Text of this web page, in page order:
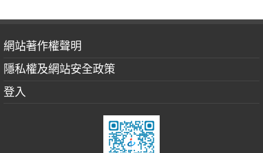
網站著作權聲明
隱私權及網站安全政策
登入